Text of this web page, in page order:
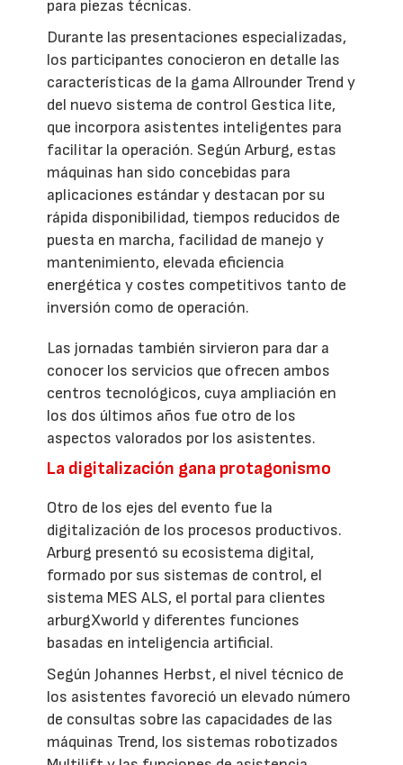
para piezas técnicas.
Durante las presentaciones especializadas,
los participantes conocieron en detalle las
características de la gama Allrounder Trend y
del nuevo sistema de control Gestica lite,
que incorpora asistentes inteligentes para
facilitar la operación. Según Arburg, estas
máquinas han sido concebidas para
aplicaciones estándar y destacan por su
rápida disponibilidad, tiempos reducidos de
puesta en marcha, facilidad de manejo y
mantenimiento, elevada eficiencia
energética y costes competitivos tanto de
inversión como de operación.
Las jornadas también sirvieron para dar a
conocer los servicios que ofrecen ambos
centros tecnológicos, cuya ampliación en
los dos últimos años fue otro de los
aspectos valorados por los asistentes.
La digitalización gana protagonismo
Otro de los ejes del evento fue la
digitalización de los procesos productivos.
Arburg presentó su ecosistema digital,
formado por sus sistemas de control, el
sistema MES ALS, el portal para clientes
arburgXworld y diferentes funciones
basadas en inteligencia artificial.
Según Johannes Herbst, el nivel técnico de
los asistentes favoreció un elevado número
de consultas sobre las capacidades de las
máquinas Trend, los sistemas robotizados